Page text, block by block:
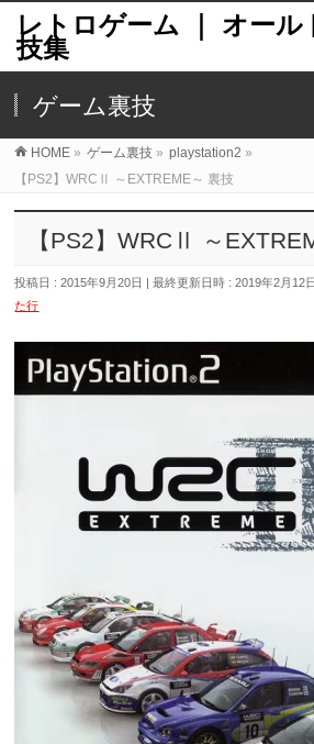
レトロゲーム ｜ オール
技集
ゲーム裏技
HOME » ゲーム裏技 » playstation2 »
【PS2】WRCⅡ ～EXTREME～ 裏技
【PS2】WRCⅡ ～
投稿日 : 2015年9月20日 最終更新日時 : 2019年2月12日
た行